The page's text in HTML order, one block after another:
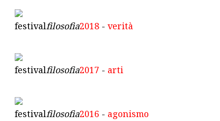
festivalfilosofia2018 - verità
festivalfilosofia2017 - arti
festivalfilosofia2016 - agonismo